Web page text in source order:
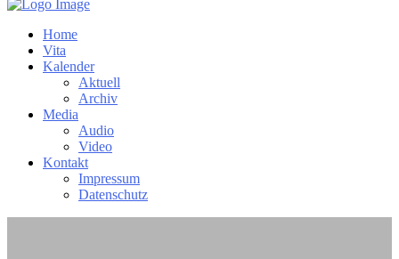
Home
Vita
Kalender
Aktuell
Archiv
Media
Audio
Video
Kontakt
Impressum
Datenschutz